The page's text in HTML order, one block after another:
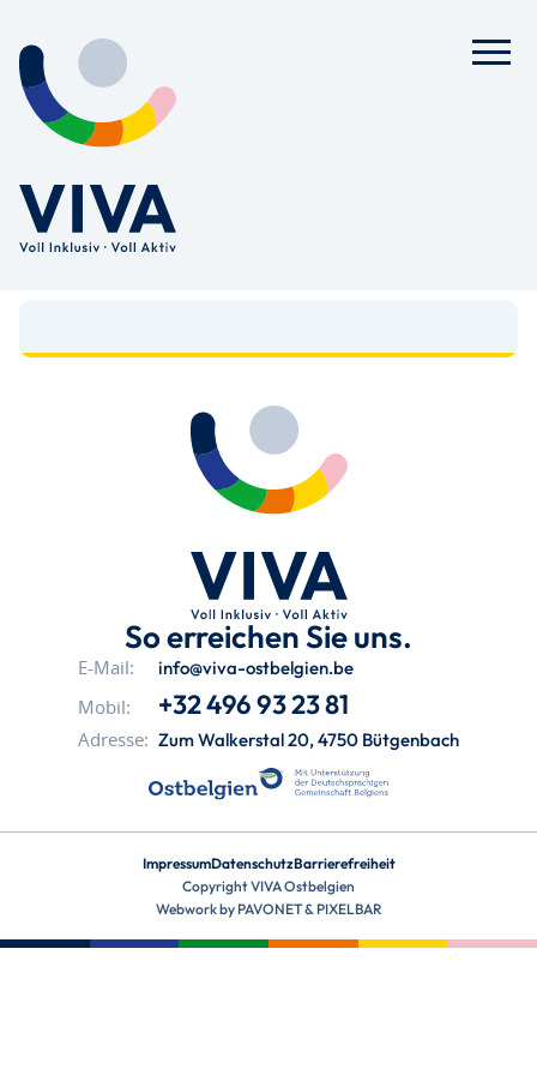
So erreichen Sie uns.
E-Mail: info@viva-ostbelgien.be
Mobil: +32 496 93 23 81
Adresse: Zum Walkerstal 20, 4750 Bütgenbach
ImpressumDatenschutzBarrierefreiheit
Copyright VIVA Ostbelgien
Webwork by PAVONET& PIXELBAR